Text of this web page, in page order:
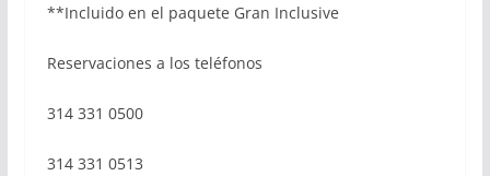
**Incluido en el paquete Gran Inclusive
Reservaciones a los teléfonos
314 331 0500
314 331 0513